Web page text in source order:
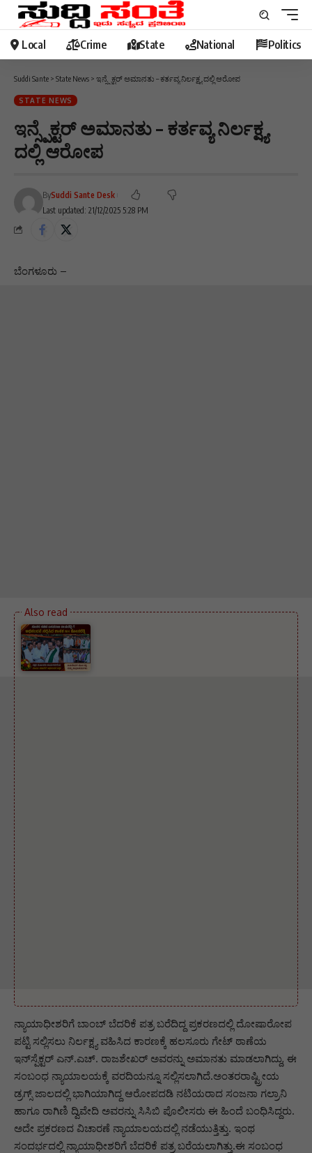
Local Crime State National Politics
Suddi Sante > State News > ಇನ್ಸ್ಪೆಕ್ಟರ್ ಅಮಾನತು – ಕರ್ತವ್ಯ ನಿರ್ಲಕ್ಷ್ಯ ದಲ್ಲಿ ಆರೋಪ
STATE NEWS
ಇನ್ಸ್ಪೆಕ್ಟರ್ ಅಮಾನತು – ಕರ್ತವ್ಯ ನಿರ್ಲಕ್ಷ್ಯ
ದಲ್ಲಿ ಆರೋಪ
Last updated: 21/12/2025 5:28 PM
BySuddi Sante Desk
ಬೆಂಗಳೂರು –
ನ್ಯಾಯಾಧೀಶರಿಗೆ ಬಾಂಬ್ ಬೆದರಿಕೆ ‍ಪತ್ರ ಬರೆದಿದ್ದ ಪ್ರಕರಣದಲ್ಲಿ ದೋಷಾರೋಪ
ಪಟ್ಟಿ ಸಲ್ಲಿಸಲು ನಿರ್ಲಕ್ಷ್ಯ ವಹಿಸಿದ ಕಾರಣಕ್ಕೆ ಹಲಸೂರು ಗೇಟ್‌ ಠಾಣೆಯ
ಇನ್‌ಸ್ಪೆಕ್ಟರ್ ಎನ್‌.ಎಚ್‌. ರಾಜಶೇಖರ್ ಅವರನ್ನು ಅಮಾನತು ಮಾಡಲಾಗಿದ್ದು, ಈ
ಸಂಬಂಧ ನ್ಯಾಯಾಲಯಕ್ಕೆ ವರದಿಯನ್ನೂ ಸಲ್ಲಿಸಲಾಗಿದೆ.ಅಂತರರಾಷ್ಟ್ರೀಯ
ಡ್ರಗ್ಸ್ ಜಾಲದಲ್ಲಿ ಭಾಗಿಯಾಗಿದ್ದ ಆರೋಪದಡಿ ನಟಿಯರಾದ ಸಂಜನಾ ಗಲ್ರಾನಿ
ಹಾಗೂ ರಾಗಿಣಿ ದ್ವಿವೇದಿ ಅವರನ್ನು ಸಿಸಿಬಿ ಪೊಲೀಸರು ಈ ಹಿಂದೆ ಬಂಧಿಸಿದ್ದರು.
ಅದೇ ಪ್ರಕರಣದ ವಿಚಾರಣೆ ನ್ಯಾಯಾಲಯದಲ್ಲಿ ನಡೆಯುತ್ತಿತ್ತು. ಇಂಥ
ಸಂದರ್ಭದಲ್ಲಿ ನ್ಯಾಯಾಧೀಶರಿಗೆ ಬೆದರಿಕೆ ಪತ್ರ ಬರೆಯಲಾಗಿತ್ತು.ಈ ಸಂಬಂಧ